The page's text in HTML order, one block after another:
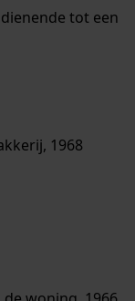
tot een
1968